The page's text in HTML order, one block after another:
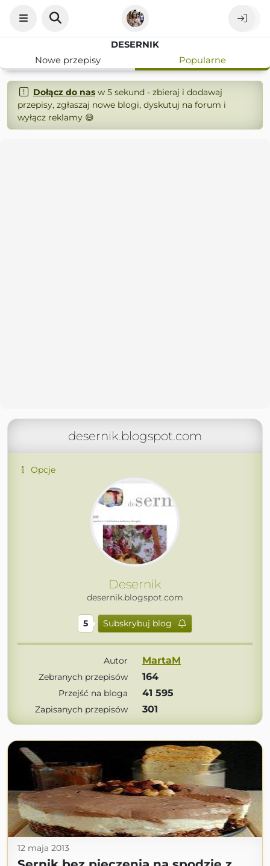
DESERNIK
Nowe przepisy
Popularne
Dołącz do nasw 5 sekund - zbieraj i dodawaj
przepisy, zgłaszaj nowe blogi, dyskutuj na forum i
wyłącz reklamy 😄
desernik.blogspot.com
Opcje
Desernik
desernik.blogspot.com
5 Subskrybuj blog
Autor MartaM
Zebranych przepisów 164
Przejść na bloga 41 595
Zapisanych przepisów 301
12 maja 2013